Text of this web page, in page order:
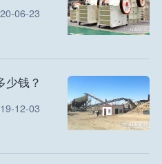
06-23
少钱？
12-03